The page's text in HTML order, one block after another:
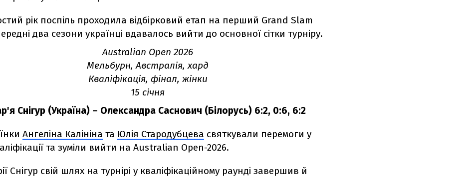
рік поспіль проходила відбірковий етап на перший Grand Slam
два сезони українці вдавалось вийти до основної сітки турніру.
Australian Open 2026
Мельбурн, Австралія, хард
Кваліфікація, фінал, жінки
15 січня
Снігур (Україна) – Олександра Саснович (Білорусь) 6:2, 0:6, 6:2
Ангеліна Калініна та Юлія Стародубцева святкували перемоги у
та зуміли вийти на Australian Open-2026.
Снігур свій шлях на турнірі у кваліфікаційному раунді завершив й